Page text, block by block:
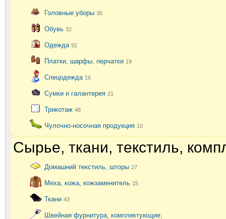
Головные уборы 36
Обувь 32
Одежда 92
Платки, шарфы, перчатки 19
Спецодежда 16
Сумки и галантерея 21
Трикотаж 48
Чулочно-носочная продукция 10
Сырье, ткани, текстиль,
Домашний текстиль, шторы 27
Меха, кожа, кожзаменитель 15
Ткани 43
Швейная фурнитура, комплектующие,